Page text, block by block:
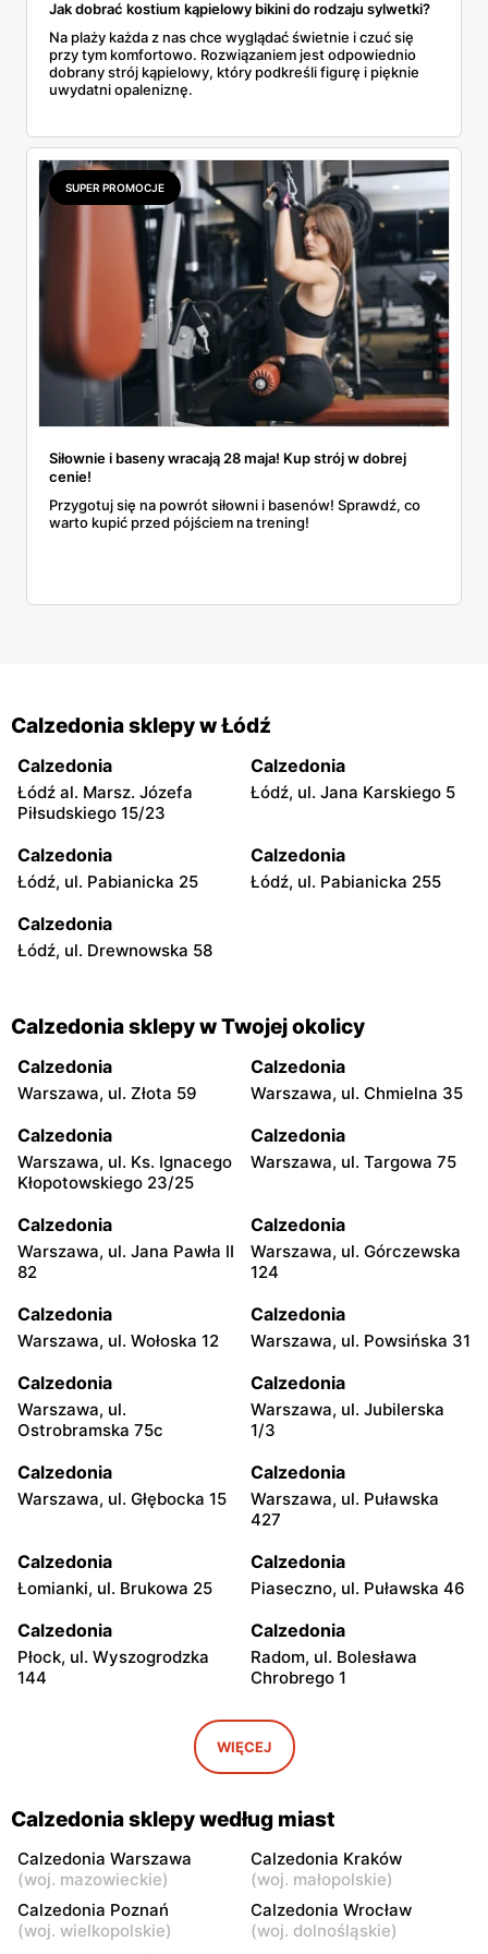
Jak dobrać kostium kąpielowy bikini do rodzaju sylwetki?
Na plaży każda z nas chce wyglądać świetnie i czuć się
przy tym komfortowo. Rozwiązaniem jest odpowiednio
dobrany strój kąpielowy, który podkreśli figurę i pięknie
uwydatni opaleniznę.
SUPER PROMOCJE
Siłownie i baseny wracają 28 maja! Kup strój w dobrej
cenie!
Przygotuj się na powrót siłowni i basenów! Sprawdź, co
warto kupić przed pójściem na trening!
Calzedonia sklepy w Łódź
Calzedonia
Łódź al. Marsz. Józefa
Piłsudskiego 15/23
Calzedonia
Łódź, ul. Jana Karskiego 5
Calzedonia
Łódź, ul. Pabianicka 25
Calzedonia
Łódź, ul. Pabianicka 255
Calzedonia
Łódź, ul. Drewnowska 58
Calzedonia sklepy w Twojej okolicy
Calzedonia
Warszawa, ul. Złota 59
Calzedonia
Warszawa, ul. Chmielna 35
Calzedonia
Warszawa, ul. Ks. Ignacego
Kłopotowskiego 23/25
Calzedonia
Warszawa, ul. Targowa 75
Calzedonia
Warszawa, ul. Jana Pawła II
82
Calzedonia
Warszawa, ul. Górczewska
124
Calzedonia
Warszawa, ul. Wołoska 12
Calzedonia
Warszawa, ul. Powsińska 31
Calzedonia
Warszawa, ul.
Ostrobramska 75c
Calzedonia
Warszawa, ul. Jubilerska
1/3
Calzedonia
Warszawa, ul. Głębocka 15
Calzedonia
Warszawa, ul. Puławska
427
Calzedonia
Łomianki, ul. Brukowa 25
Calzedonia
Piaseczno, ul. Puławska 46
Calzedonia
Płock, ul. Wyszogrodzka
144
Calzedonia
Radom, ul. Bolesława
Chrobrego 1
Calzedonia
Łódź, ul. Drewnowska 58
Calzedonia
Łódź, ul. Jana Karskiego 5
Calzedonia
Łódź, ul. Pabianicka 25
Calzedonia
Łódź, ul. Pabianicka 255
Calzedonia
Włocławek, ul. Jana
Kilińskiego 3
WIĘCEJ
Calzedonia sklepy według miast
Calzedonia Warszawa
(woj. mazowieckie)
Calzedonia Kraków
(woj. małopolskie)
Calzedonia Poznań
(woj. wielkopolskie)
Calzedonia Wrocław
(woj. dolnośląskie)